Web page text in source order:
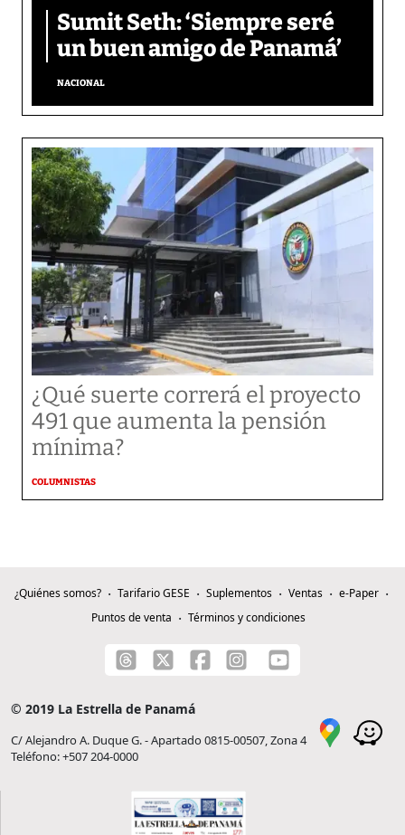
Sumit Seth: ‘Siempre seré
un buen amigo de Panamá’
NACIONAL
¿Qué suerte correrá el proyecto
491 que aumenta la pensión
mínima?
COLUMNISTAS
¿Quiénes somos? Tarifario GESE Suplementos Ventas
e-Paper
Puntos de venta
Términos y condiciones
© 2019 La Estrella de Panamá
C/ Alejandro A. Duque G. - Apartado 0815-00507, Zona 4
Teléfono: +507 204-0000